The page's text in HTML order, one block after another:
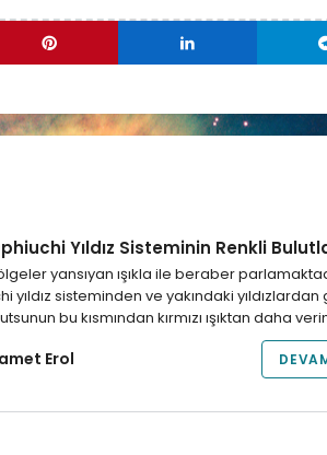
Yıldız Sisteminin Renkli
yansıyan ışıkla ile beraber
yıldız sisteminden ve yakındaki
bu kısmından kırmızı ışıktan daha
Erol